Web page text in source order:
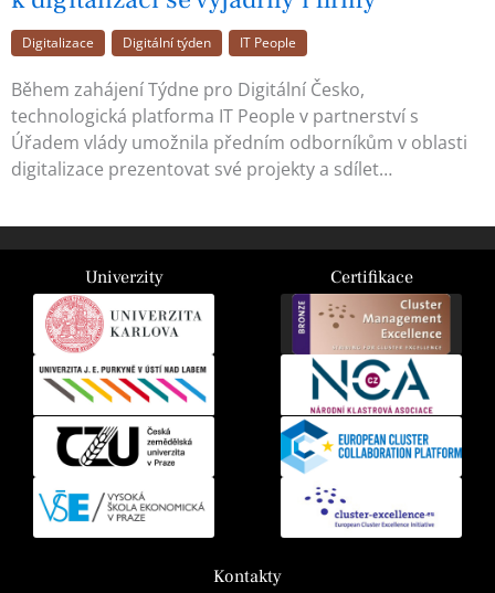
Digitalizace Digitální týden IT People
Během zahájení Týdne pro Digitální Česko,
technologická platforma IT People v partnerství s
Úřadem vlády umožnila předním odborníkům v oblasti
digitalizace prezentovat své projekty a sdílet…
Univerzity Certifikace
Kontakty